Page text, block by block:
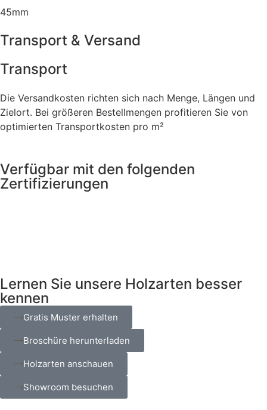
45mm
Transport & Versand
Transport
Die Versandkosten richten sich nach Menge, Längen und
Zielort. Bei größeren Bestellmengen profitieren Sie von
optimierten Transportkosten pro m²
Verfügbar mit den folgenden
Zertifizierungen
Lernen Sie unsere Holzarten besser
kennen
Gratis Muster erhalten
Broschüre herunterladen
Holzarten anschauen
Showroom besuchen